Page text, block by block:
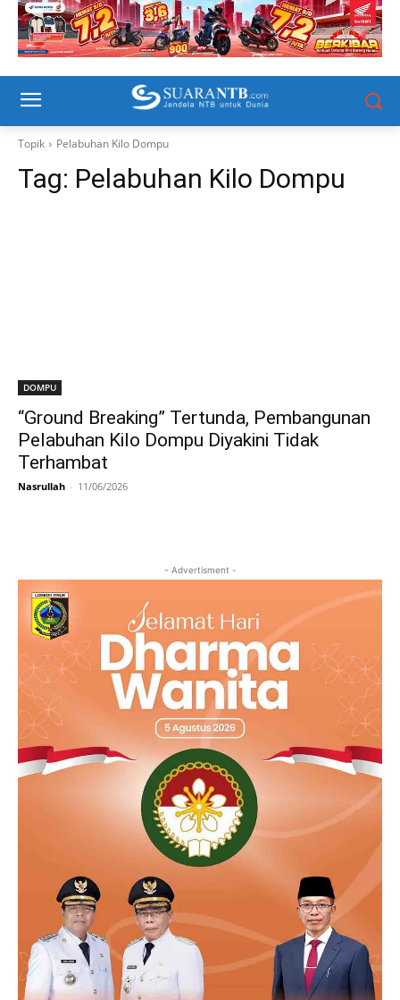
Topik Pelabuhan Kilo Dompu
Tag: Pelabuhan Kilo Dompu
DOMPU
“Ground Breaking” Tertunda, Pembangunan
Pelabuhan Kilo Dompu Diyakini Tidak
Terhambat
Nasrullah - 11/06/2026
- Advertisment -